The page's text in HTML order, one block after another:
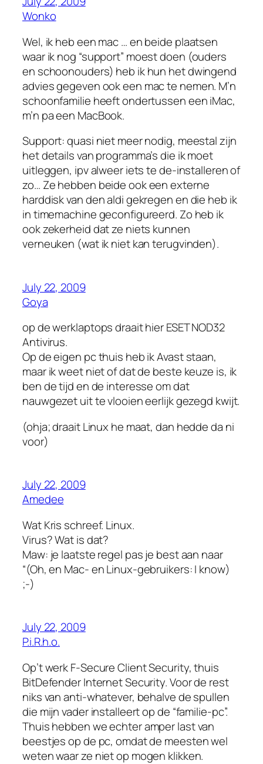
Wonko
Wel, ik heb een mac … en beide plaatsen
waar ik nog “support” moest doen (ouders
en schoonouders) heb ik hun het dwingend
advies gegeven ook een mac te nemen. M’n
schoonfamilie heeft ondertussen een iMac,
m’n pa een MacBook.
Support: quasi niet meer nodig, meestal zijn
het details van programma’s die ik moet
uitleggen, ipv alweer iets te de-installeren of
zo… Ze hebben beide ook een externe
harddisk van den aldi gekregen en die heb ik
in timemachine geconfigureerd. Zo heb ik
ook zekerheid dat ze niets kunnen
verneuken (wat ik niet kan terugvinden).
July 22, 2009
Goya
op de werklaptops draait hier ESET NOD32
Antivirus.
Op de eigen pc thuis heb ik Avast staan,
maar ik weet niet of dat de beste keuze is, ik
ben de tijd en de interesse om dat
nauwgezet uit te vlooien eerlijk gezegd kwijt.
(ohja; draait Linux he maat, dan hedde da ni
voor)
July 22, 2009
Amedee
Wat Kris schreef. Linux.
Virus? Wat is dat?
Maw: je laatste regel pas je best aan naar
“(Oh, en Mac- en Linux-gebruikers: I know)
;-)
July 22, 2009
P.i.R.h.o.
Op’t werk F-Secure Client Security, thuis
BitDefender Internet Security. Voor de rest
niks van anti-whatever, behalve de spullen
die mijn vader installeert op de “familie-pc”.
Thuis hebben we echter amper last van
beestjes op de pc, omdat de meesten wel
weten waar ze niet op mogen klikken.